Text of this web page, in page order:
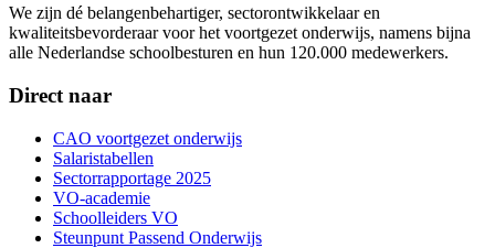
We zijn dé belangenbehartiger, sectorontwikkelaar en
kwaliteitsbevorderaar voor het voortgezet onderwijs, namens bijna
alle Nederlandse schoolbesturen en hun 120.000 medewerkers.
Direct naar
CAO voortgezet onderwijs
Salaristabellen
Sectorrapportage 2025
VO-academie
Schoolleiders VO
Steunpunt Passend Onderwijs